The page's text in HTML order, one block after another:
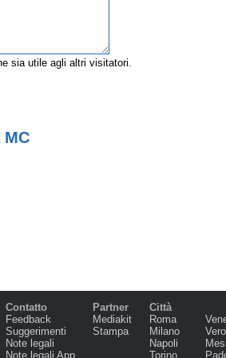
sia utile agli altri visitatori.
Contatto
Feedback
Suggerimenti
Note legali
Note legali App
Partner
Mediakit
Stampa
Città
Roma
Milano
Napoli
Torino